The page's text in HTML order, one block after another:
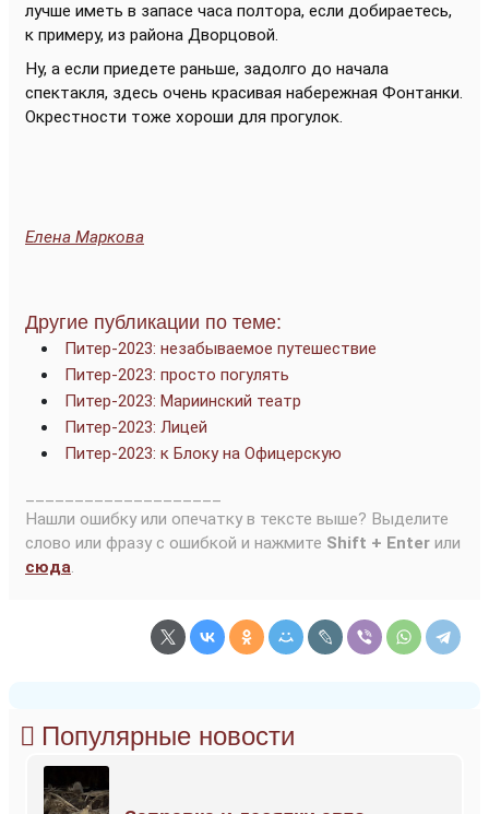
лучше иметь в запасе часа полтора, если добираетесь,
к примеру, из района Дворцовой.
Ну, а если приедете раньше, задолго до начала
спектакля, здесь очень красивая набережная Фонтанки.
Окрестности тоже хороши для прогулок.
Елена Маркова
Другие публикации по теме:
Питер-2023: незабываемое путешествие
Питер-2023: просто погулять
Питер-2023: Мариинский театр
Питер-2023: Лицей
Питер-2023: к Блоку на Офицерскую
Нашли ошибку или опечатку в тексте выше? Выделите
слово или фразу с ошибкой и нажмите Shift + Enter или
сюда.
Популярные новости